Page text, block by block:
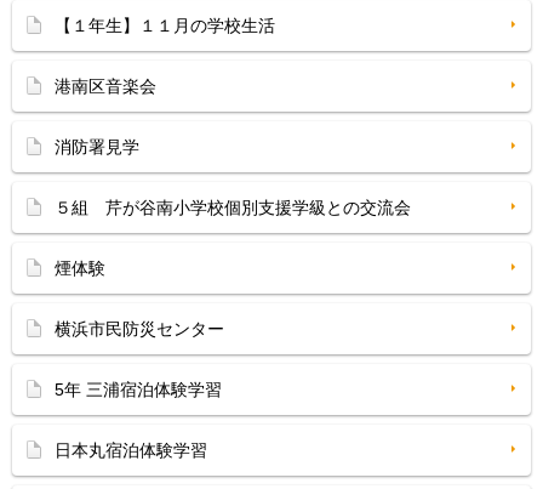
【１年生】１１月の学校生活
港南区音楽会
消防署見学
５組 芹が谷南小学校個別支援学級との交流会
煙体験
横浜市民防災センター
5年 三浦宿泊体験学習
日本丸宿泊体験学習